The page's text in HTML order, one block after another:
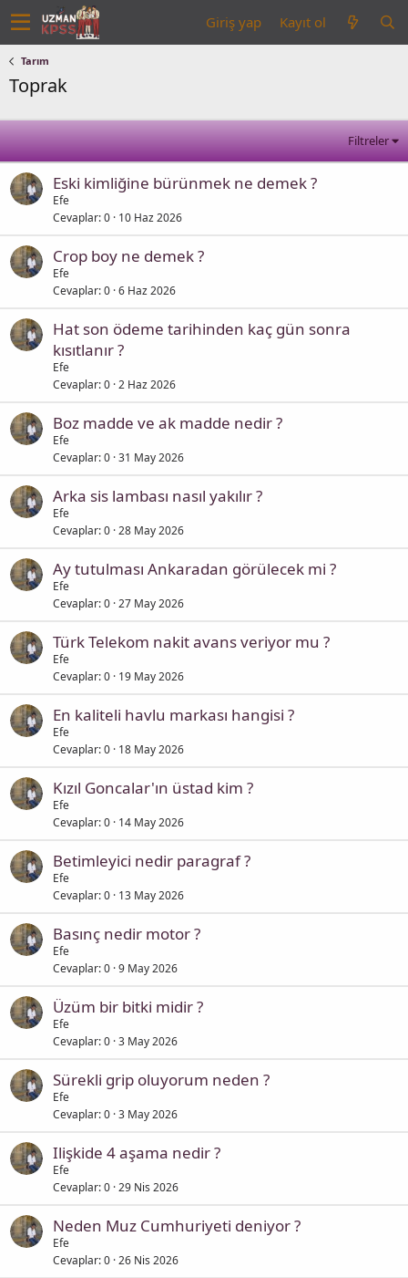
Giriş yap Kayıt ol
Tarım
Toprak
Filtreler
Eski kimliğine bürünmek ne demek ?
Efe
Cevaplar 0 10 Haz 2026
Crop boy ne demek ?
Efe
Cevaplar 0 6 Haz 2026
Hat son ödeme tarihinden kaç gün sonra
kısıtlanır ?
Efe
Cevaplar 0 2 Haz 2026
Boz madde ve ak madde nedir ?
Efe
Cevaplar 0 31 May 2026
Arka sis lambası nasıl yakılır ?
Efe
Cevaplar 0 28 May 2026
Ay tutulması Ankaradan görülecek mi ?
Efe
Cevaplar 0 27 May 2026
Türk Telekom nakit avans veriyor mu ?
Efe
Cevaplar 0 19 May 2026
En kaliteli havlu markası hangisi ?
Efe
Cevaplar 0 18 May 2026
Kızıl Goncalar'ın üstad kim ?
Efe
Cevaplar 0 14 May 2026
Betimleyici nedir paragraf ?
Efe
Cevaplar 0 13 May 2026
Basınç nedir motor ?
Efe
Cevaplar 0 9 May 2026
Üzüm bir bitki midir ?
Efe
Cevaplar 0 3 May 2026
Sürekli grip oluyorum neden ?
Efe
Cevaplar 0 3 May 2026
Ilişkide 4 aşama nedir ?
Efe
Cevaplar 0 29 Nis 2026
Neden Muz Cumhuriyeti deniyor ?
Efe
Cevaplar 0 26 Nis 2026